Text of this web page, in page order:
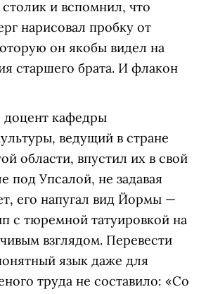
и вспомнил, что
нарисовал пробку от
он якобы видел на
старшего брата. И флакон
кафедры
ведущий в стране
области, впустил их в свой
под Упсалой, не задавая
его напугал вид Йормы —
с тюремной татуировкой на
взглядом. Перевести
язык даже для
труда не составило: «Со